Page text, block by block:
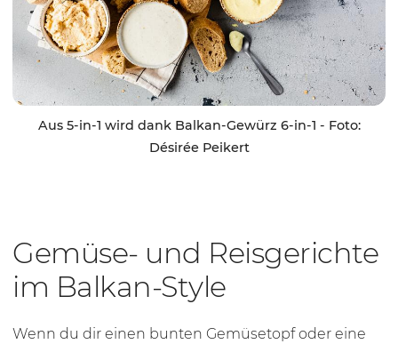
Aus 5-in-1 wird dank Balkan-Gewürz 6-in-1 - Foto:
Désirée Peikert
Gemüse- und Reisgerichte
im Balkan-Style
Wenn du dir einen bunten Gemüsetopf oder eine